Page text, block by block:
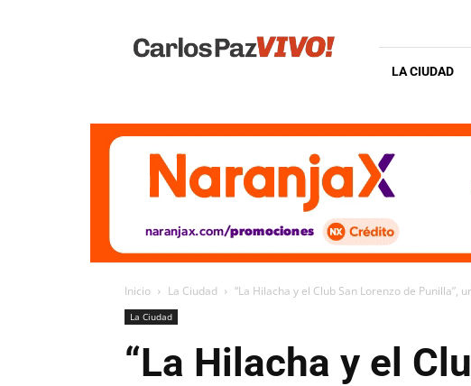
Vivo
LA CIUDAD
Inicio La Ciudad “La Hilacha y el Club San Lorenzo de Punilla”,
La Ciudad
“La Hilacha y el